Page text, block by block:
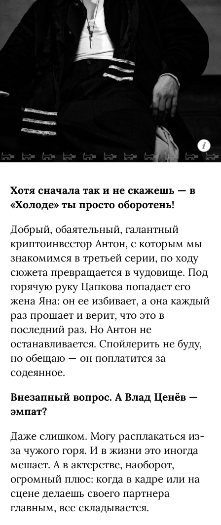
Хотя сначала так и не скажешь — в
«Холоде» ты просто оборотень!
Добрый, обаятельный, галантный
криптоинвестор Антон, с которым мы
знакомимся в третьей серии, по ходу
сюжета превращается в чудовище. Под
горячую руку Цапкова попадает его
жена Яна: он ее избивает, а она каждый
раз прощает и верит, что это в
последний раз. Но Антон не
останавливается. Спойлерить не буду,
но обещаю — он поплатится за
содеянное.
Внезапный вопрос. А Влад Ценёв —
эмпат?
Даже слишком. Могу расплакаться из-
за чужого горя. И в жизни это иногда
мешает. А в актерстве, наоборот,
огромный плюс: когда в кадре или на
сцене делаешь своего партнера
главным, все складывается.